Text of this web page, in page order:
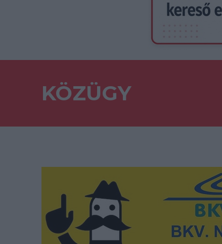
KÖZÜGY